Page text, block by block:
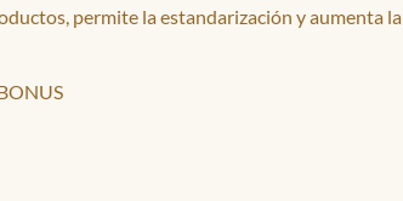
permite la estandarización y aumenta la